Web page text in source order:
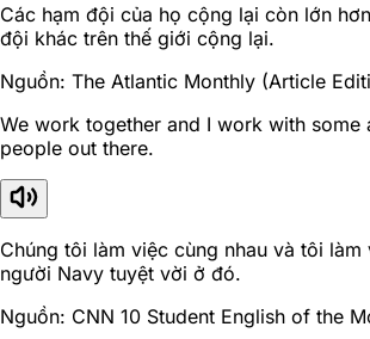
Các hạm đội của họ cộng lại còn lớn
đội khác trên thế giới cộng lại.
Nguồn: The Atlantic Monthly (Article
We work together and I work with some
people out there.
Chúng tôi làm việc cùng nhau và tôi
người Navy tuyệt vời ở đó.
Nguồn: CNN 10 Student English of the